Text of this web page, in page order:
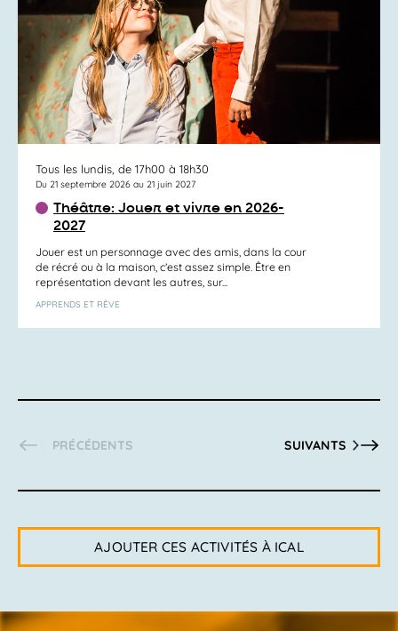
Tous les lundis, de 17h00 à 18h30
Du 21 septembre 2026 au 21 juin 2027
Théâtre: Jouer et vivre en 2026-
2027
Jouer est un personnage avec des amis, dans la cour
de récré ou à la maison, c’est assez simple. Être en
représentation devant les autres, sur...
APPRENDS ET RÊVE
ACTIVITÉS
PRÉCÉDENTS ACTIVITÉS
SUIVANTS
AJOUTER CES ACTIVITÉS À ICAL